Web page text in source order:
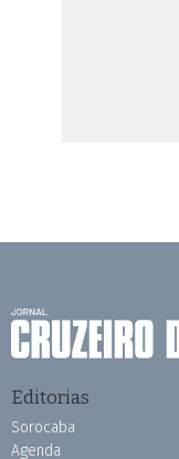
Editorias
Sorocaba
Agenda